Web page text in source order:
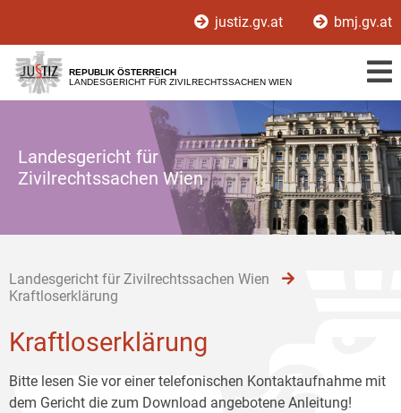
[1]
[2]
[3]
justiz.gv.at bmj.gv.at
REPUBLIK ÖSTERREICH
LANDESGERICHT FÜR ZIVILRECHTSSACHEN WIEN
Landesgericht für
Zivilrechtssachen Wien
Landesgericht für Zivilrechtssachen Wien
Kraftloserklärung
Kraftloserklärung
Bitte lesen Sie vor einer telefonischen Kontaktaufnahme mit
dem Gericht die zum Download angebotene Anleitung!